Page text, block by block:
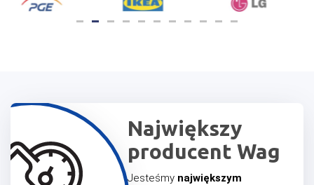
Największy
producentWag
Jesteśmy największym